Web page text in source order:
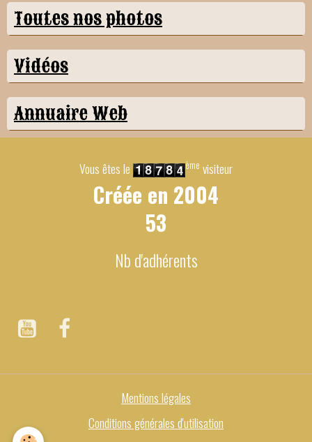
Toutes nos photos
Vidéos
Annuaire Web
Vous êtes le ème visiteur
Créée en 2004
53
Nb d'adhérents
Mentions légales
Conditions générales d'utilisation